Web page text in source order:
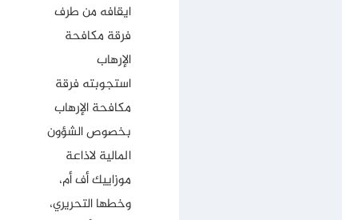
ايقافه من طرف
فرقة مكافحة
الإرهاب
استجوبته فرقة
مكافحة الإرهاب
بخصوص الشؤون
المالية لاذاعة
موزاييك أف أم،
وخطها التحريري،